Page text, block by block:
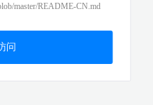
master/README-CN.md
问